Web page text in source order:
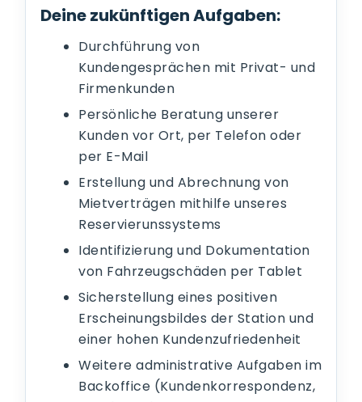
Deine zukünftigen Aufgaben:
Durchführung von
Kundengesprächen mit Privat- und
Firmenkunden
Persönliche Beratung unserer
Kunden vor Ort, per Telefon oder
per E-Mail
Erstellung und Abrechnung von
Mietverträgen mithilfe unseres
Reservierunssystems
Identifizierung und Dokumentation
von Fahrzeugschäden per Tablet
Sicherstellung eines positiven
Erscheinungsbildes der Station und
einer hohen Kundenzufriedenheit
Weitere administrative Aufgaben im
Backoffice (Kundenkorrespondenz,